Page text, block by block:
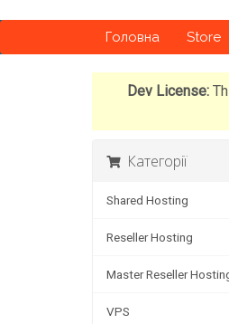
Головна Store
Dev License:
Категорії
Shared Hosting
Reseller Hosting
Master Reseller
VPS